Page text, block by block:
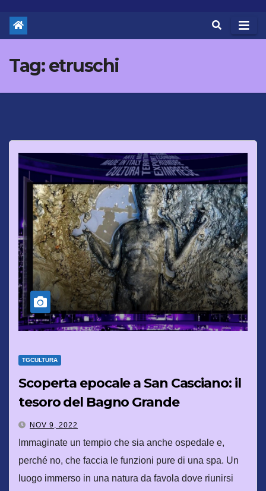
Tag:etruschi
TGCULTURA
Scoperta epocale a San Casciano: il
tesoro del Bagno Grande
NOV 9, 2022
Immaginate un tempio che sia anche ospedale e,
perché no, che faccia le funzioni pure di una spa. Un
luogo immerso in una natura da favola dove riunirsi